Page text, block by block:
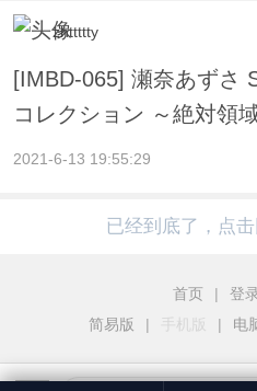
zhttttty
[IMBD-065] 瀬奈あずさ
コレクション ～絶対領
2021-6-13 19:55:29
已经到底了，点
首页 | 登
简易版
| 手机版 | 电